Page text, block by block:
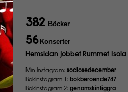
382 Böcker
56 Konserter
Hemsidan jobbet Rummet Isola
Min Instagram: soclosedecember
BokInstagram 1: bokberoende747
BokInstagram 2: genomskinliggra